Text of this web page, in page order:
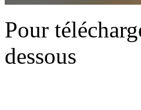
Pour
dessous